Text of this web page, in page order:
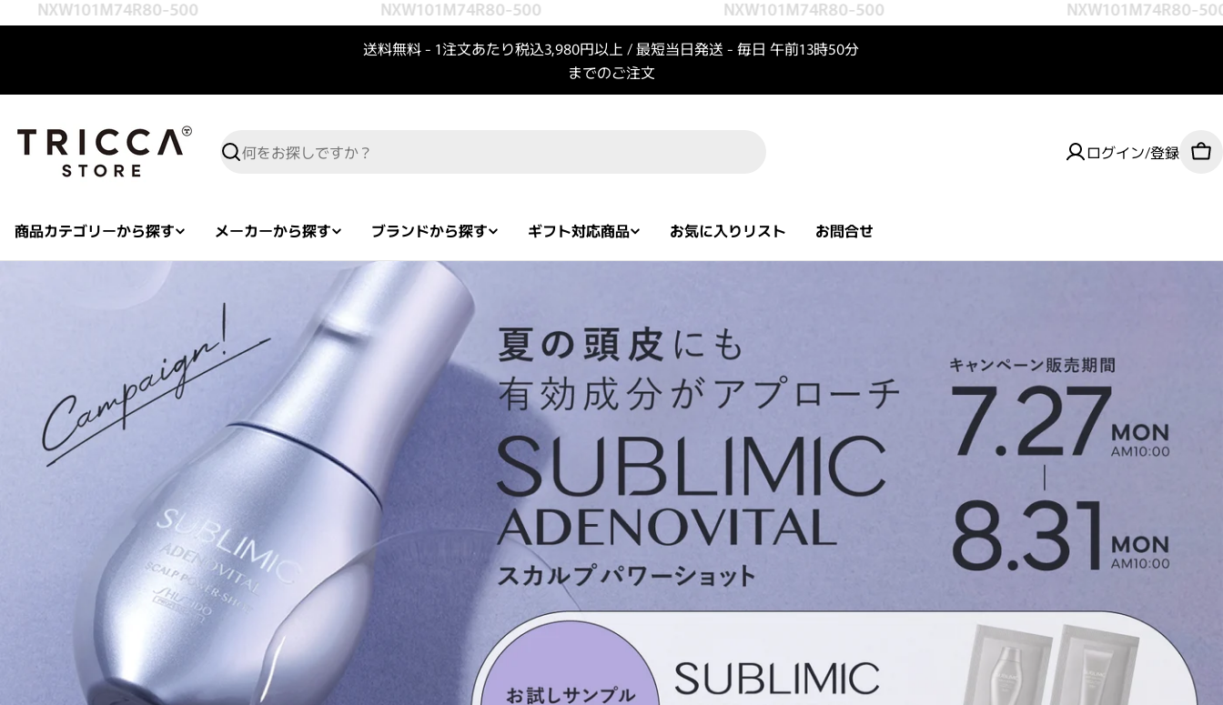
コンテンツへスキップ
NXW101M74R80-500 NXW101M74R80-500 NXW101M74R80-500 NXW101M74R80-500
送料無料 - 1注文あたり税込3,980円以上 / 最短当日発送 - 毎日 午前13時50分
までのご注文
検索 ログイン/登録 カ
商品カテゴリーから探す メーカーから探す ブランドから探す ギフト対応商品 お気に入りリスト お問合せ
【ご好評につき詰替用が新登場！】
高嶋ちさ子プロデュース ヘアケア
ノーベル化学賞受賞 美容成分
「フラーレン」配合
ROUSSY | ルーシー →